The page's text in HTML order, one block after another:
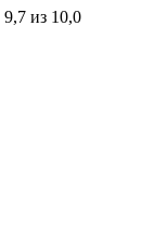
9,7 из 10,0